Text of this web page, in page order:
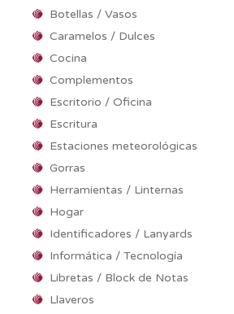
Botellas / Vasos
Caramelos / Dulces
Cocina
Complementos
Escritorio / Oficina
Escritura
Estaciones meteorológicas
Gorras
Herramientas / Linternas
Hogar
Identificadores / Lanyards
Informática / Tecnología
Libretas / Block de Notas
Llaveros